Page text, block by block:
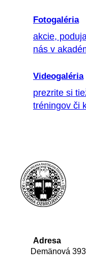
Fotogaléria
akcie,
nás v
Videogaléria
prezrite si
tréningov či
Adresa
Demänová